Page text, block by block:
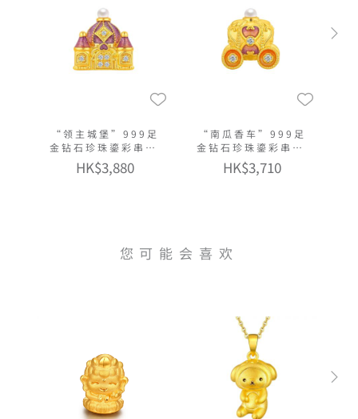
“领主城堡”999足
金钻石珍珠鎏彩串饰
连手绳
HK$3,880
“南瓜香车”999足
金钻石珍珠鎏彩串饰
连手绳
HK$3,710
您可能会喜欢